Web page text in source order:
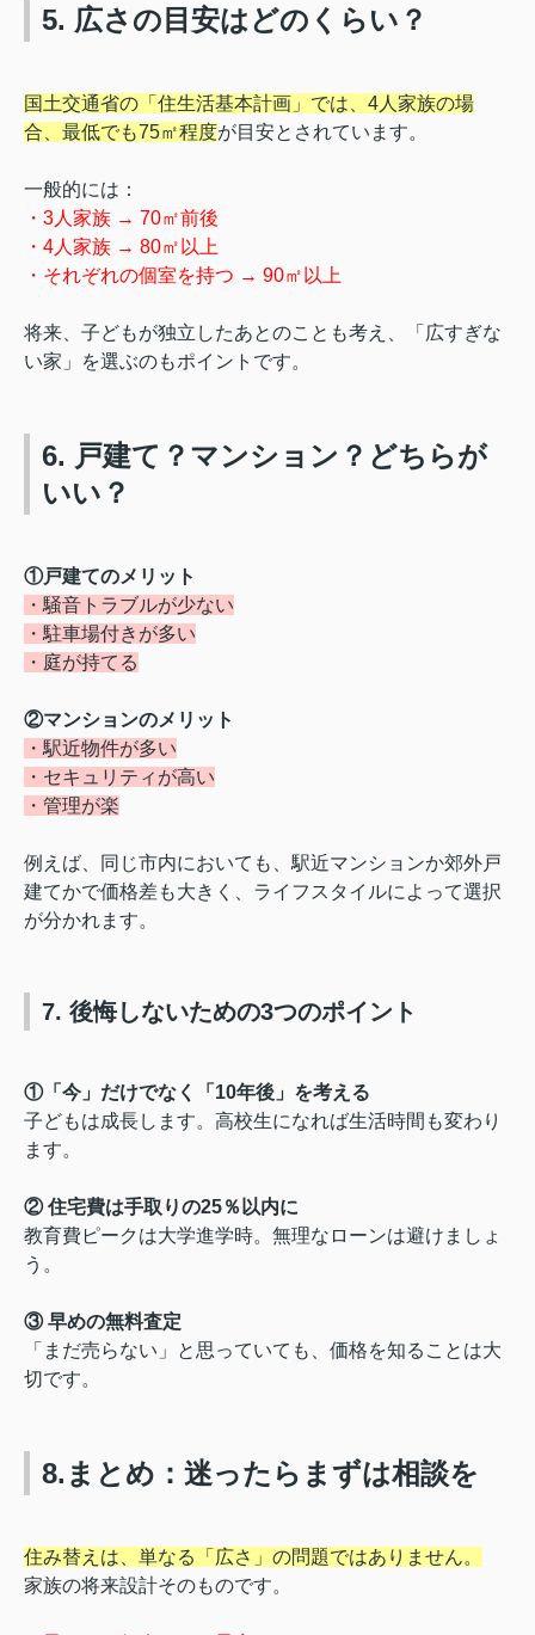
5. 広さの目安はどのくらい？
国土交通省の「住生活基本計画」では、4人家族の場
合、最低でも75㎡程度が目安とされています。
一般的には：
・3人家族 → 70㎡前後
・4人家族 → 80㎡以上
・それぞれの個室を持つ → 90㎡以上
将来、子どもが独立したあとのことも考え、「広すぎな
い家」を選ぶのもポイントです。
6. 戸建て？マンション？どちらが
いい？
①戸建てのメリット
・騒音トラブルが少ない
・駐車場付きが多い
・庭が持てる
②マンションのメリット
・駅近物件が多い
・セキュリティが高い
・管理が楽
例えば、同じ市内においても、駅近マンションか郊外戸
建てかで価格差も大きく、ライフスタイルによって選択
が分かれます。
7. 後悔しないための3つのポイント
①「今」だけでなく「10年後」を考える
子どもは成長します。高校生になれば生活時間も変わり
ます。
② 住宅費は手取りの25％以内に
教育費ピークは大学進学時。無理なローンは避けましょ
う。
③ 早めの無料査定
「まだ売らない」と思っていても、価格を知ることは大
切です。
8.まとめ：迷ったらまずは相談を
住み替えは、単なる「広さ」の問題ではありません。
家族の将来設計そのものです。